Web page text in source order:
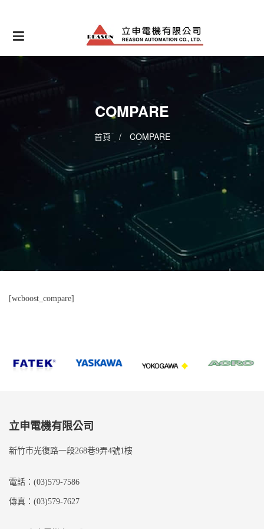
content
COMPARE
首頁 / COMPARE
[wcboost_compare]
立申電機有限公司
新竹市光復路一段268巷9弄4號1樓
電話：(03)579-7586
傳真：(03)579-7627